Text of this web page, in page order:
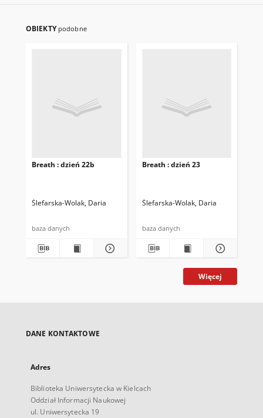
OBIEKTY podobne
Breath : dzień 22b
Ślefarska-Wolak, Daria
baza danych
Breath : dzień 23
Ślefarska-Wolak, Daria
baza danych
Więcej
DANE KONTAKTOWE
Adres
Biblioteka Uniwersytecka w Kielcach
Oddział Informacji Naukowej
ul. Uniwersytecka 19